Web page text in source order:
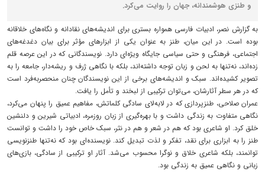
و طنزی هوشمندانه، جهان را روایت می‌کرد.
به گزارش نصر، ادبیات فارسی همواره بستری برای اندیشه‌های نقادانه و نگاه‌های خلاقانه
بوده است. در این میان، طنز به عنوان یکی از ابزارهای مؤثر برای بیان دغدغه‌های
اجتماعی، فرهنگی و حتی سیاسی جایگاه ویژه‌ای دارد. نویسندگانی که در این عرصه قلم
زده‌اند، نه‌تنها به لحن و زبان توجه داشته‌اند، بلکه با نگاهی ژرف و ریشه‌دار، جامعه را به
تصویر کشیده‌اند. سبک و اندیشه‌های برخی از این نویسندگان چنان منحصربه‌فرد است
که در هر سطر آثارشان، می‌توان ترکیبی از لبخند و تأمل را یافت.
عمران صلاحی، طنزپردازی که در لابه‌لای سادگی کلماتش، مفاهیم عمیق را پنهان می‌کرد،
نگاهی متفاوت به زندگی داشت و با بهره‌گیری از زبان روزمره، ادبیاتی شیرین و دلنشین
خلق کرد. او شاعری بود که هم در شعر و هم در نثر، سبک خاص خود را داشت و توانست
طنز را به ابزاری برای نقد، تفکر و لذت تبدیل کند. نویسنده‌ای بود که نه‌تنها طنزنویسی
توانمند، بلکه شاعری خلاق و نوگرا محسوب می‌شد. آثار او ترکیبی از سادگی، بازی‌های
زبانی و نگاهی عمیق به زندگی بود.